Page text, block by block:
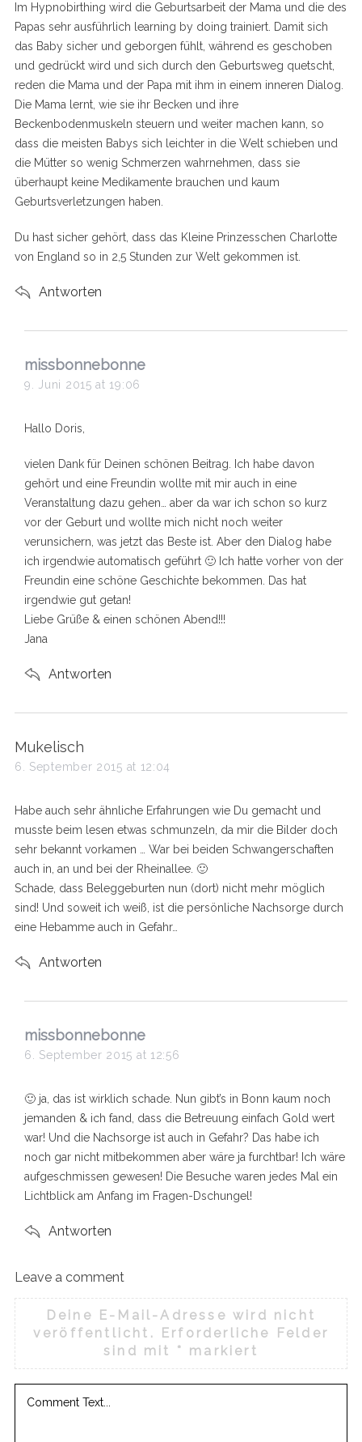
Im Hypnobirthing wird die Geburtsarbeit der Mama und die des
Papas sehr ausführlich learning by doing trainiert. Damit sich
das Baby sicher und geborgen fühlt, während es geschoben
und gedrückt wird und sich durch den Geburtsweg quetscht,
reden die Mama und der Papa mit ihm in einem inneren Dialog.
Die Mama lernt, wie sie ihr Becken und ihre
Beckenbodenmuskeln steuern und weiter machen kann, so
dass die meisten Babys sich leichter in die Welt schieben und
die Mütter so wenig Schmerzen wahrnehmen, dass sie
überhaupt keine Medikamente brauchen und kaum
Geburtsverletzungen haben.
Du hast sicher gehört, dass das Kleine Prinzesschen Charlotte
von England so in 2,5 Stunden zur Welt gekommen ist.
Antworten
s
a
s
missbonnebonne
9. Juni 2015 at 19:06
Hallo Doris,
vielen Dank für Deinen schönen Beitrag. Ich habe davon
gehört und eine Freundin wollte mit mir auch in eine
Veranstaltung dazu gehen… aber da war ich schon so kurz
vor der Geburt und wollte mich nicht noch weiter
verunsichern, was jetzt das Beste ist. Aber den Dialog habe
ich irgendwie automatisch geführt 🙂 Ich hatte vorher von der
Freundin eine schöne Geschichte bekommen. Das hat
irgendwie gut getan!
Liebe Grüße & einen schönen Abend!!!
Jana
Antworten
s
a
s
:
Mukelisch
6. September 2015 at 12:04
Habe auch sehr ähnliche Erfahrungen wie Du gemacht und
musste beim lesen etwas schmunzeln, da mir die Bilder doch
sehr bekannt vorkamen … War bei beiden Schwangerschaften
auch in, an und bei der Rheinallee. 🙂
Schade, dass Beleggeburten nun (dort) nicht mehr möglich
sind! Und soweit ich weiß, ist die persönliche Nachsorge durch
eine Hebamme auch in Gefahr…
Antworten
s
a
s
:
missbonnebonne
6. September 2015 at 12:56
🙂 ja, das ist wirklich schade. Nun gibt’s in Bonn kaum noch
jemanden & ich fand, dass die Betreuung einfach Gold wert
war! Und die Nachsorge ist auch in Gefahr? Das habe ich
noch gar nicht mitbekommen aber wäre ja furchtbar! Ich wäre
aufgeschmissen gewesen! Die Besuche waren jedes Mal ein
Lichtblick am Anfang im Fragen-Dschungel!
Antworten
L
e
a
v
e
Leave a comment
Deine E-Mail-Adresse wird nicht
veröffentlicht.
Erforderliche Felder
sind mit * markiert